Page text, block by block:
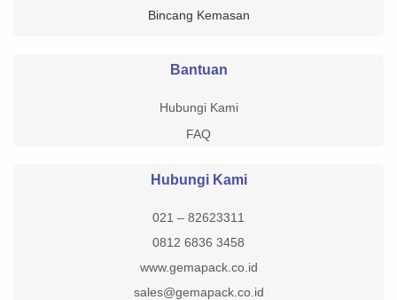
Bincang Kemasan
Bantuan
Hubungi Kami
FAQ
Hubungi Kami
021 – 82623311
0812 6836 3458
www.gemapack.co.id
sales@gemapack.co.id